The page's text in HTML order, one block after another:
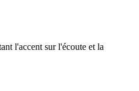
l'accent sur l'écoute et la